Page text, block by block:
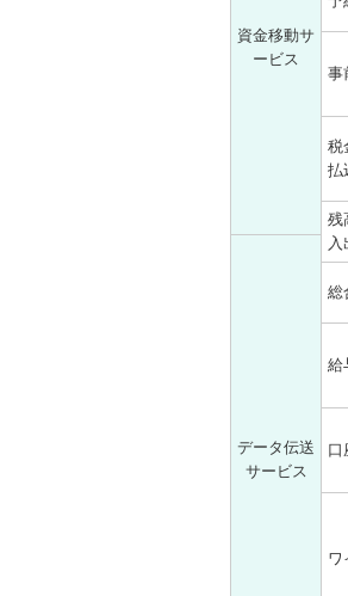
資金移動サ
ービス
事
税
払
残
データ伝送
サービス
総
給
口
ワ